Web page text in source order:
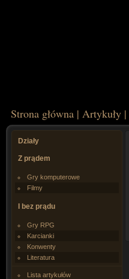
Strona główna | Artykuły |
Działy
Z prądem
Gry komputerowe
Filmy
I bez prądu
Gry RPG
Karcianki
Konwenty
Literatura
Lista artykułów